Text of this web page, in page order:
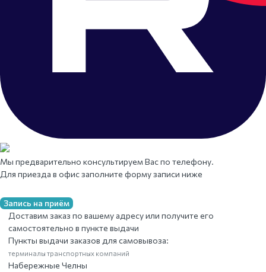
Мы предварительно консультируем Вас по телефону.
Для приезда в офис заполните форму записи ниже
Запись на приём
Доставим заказ по вашему адресу или получите его
самостоятельно в пункте выдачи
Пункты выдачи заказов для самовывоза:
терминалы транспортных компаний
Набережные Челны